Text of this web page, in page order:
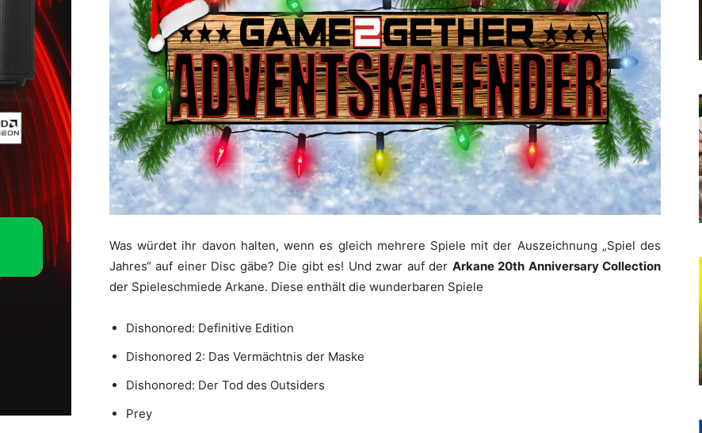
Was würdet ihr davon halten, wenn es gleich mehrere Spiele mit der Auszeichnung „Spiel des
Jahres“ auf einer Disc gäbe? Die gibt es! Und zwar auf der Arkane 20th Anniversary Collection
der Spieleschmiede Arkane. Diese enthält die wunderbaren Spiele
Dishonored: Definitive Edition
Dishonored 2: Das Vermächtnis der Maske
Dishonored: Der Tod des Outsiders
Prey